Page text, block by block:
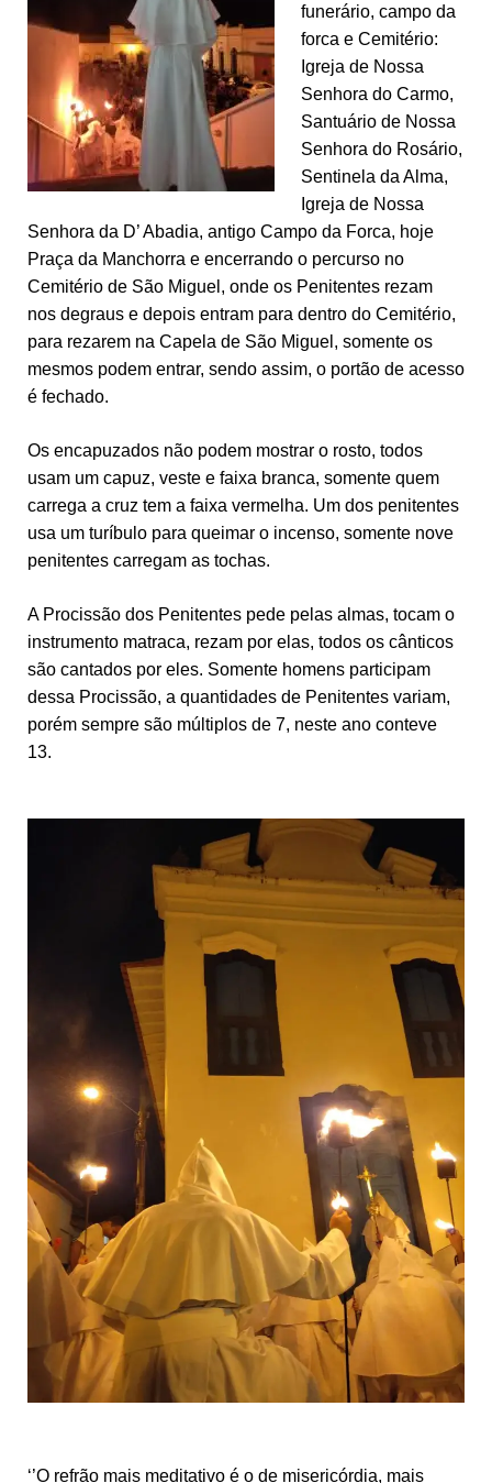
funerário, campo da
forca e Cemitério:
Igreja de Nossa
Senhora do Carmo,
Santuário de Nossa
Senhora do Rosário,
Sentinela da Alma,
Igreja de Nossa
Senhora da D’ Abadia, antigo Campo da Forca, hoje
Praça da Manchorra e encerrando o percurso no
Cemitério de São Miguel, onde os Penitentes rezam
nos degraus e depois entram para dentro do Cemitério,
para rezarem na Capela de São Miguel, somente os
mesmos podem entrar, sendo assim, o portão de acesso
é fechado.
Os encapuzados não podem mostrar o rosto, todos
usam um capuz, veste e faixa branca, somente quem
carrega a cruz tem a faixa vermelha. Um dos penitentes
usa um turíbulo para queimar o incenso, somente nove
penitentes carregam as tochas.
A Procissão dos Penitentes pede pelas almas, tocam o
instrumento matraca, rezam por elas, todos os cânticos
são cantados por eles. Somente homens participam
dessa Procissão, a quantidades de Penitentes variam,
porém sempre são múltiplos de 7, neste ano conteve
13.
‘’O refrão mais meditativo é o de misericórdia, mais